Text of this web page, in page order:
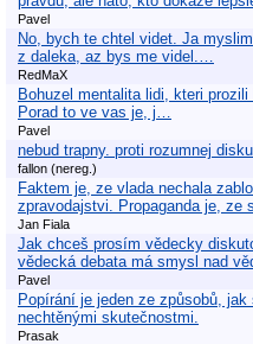
Pavel
No, bych te chtel videt. Ja
z daleka, az bys me videl.…
RedMaX
Bohuzel mentalita lidi, kteri
Porad to ve vas je, j…
Pavel
nebud trapny. proti rozumnej
fallon (nereg.)
Faktem je, ze vlada nechala
zpravodajstvi. Propaganda je, ze
Jan Fiala
Jak chceš prosím vědecky
vědecká debata má smysl nad
Pavel
Popírání je jeden ze způsobů,
nechtěnými skutečnostmi.
Prasak